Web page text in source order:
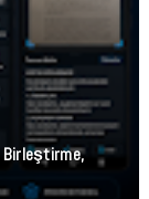
Birleştirme,